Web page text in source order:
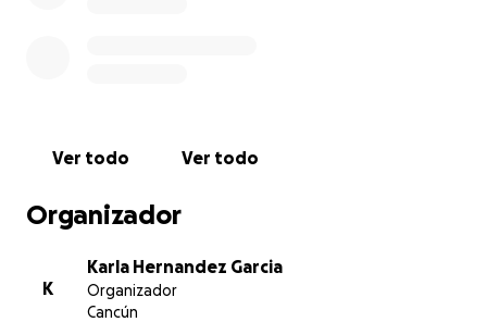
Ver todo Ver todo
Organizador
K
Karla Hernandez Garcia
Organizador
Cancún